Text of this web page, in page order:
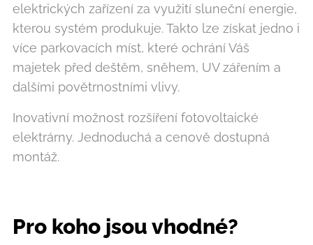
elektrických zařízení za využití sluneční energie,
kterou systém produkuje. Takto lze získat jedno i
více parkovacích míst, které ochrání Váš
majetek před deštěm, sněhem, UV zářením a
dalšími povětrnostními vlivy.
Inovativní možnost rozšíření fotovoltaické
elektrárny. Jednoduchá a cenově dostupná
montáž.
Pro koho jsou vhodné?